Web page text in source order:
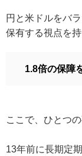
円と米ドルをバ
保有する視点を
1.8倍の保障
ここで、ひとつ
13年前に長期定